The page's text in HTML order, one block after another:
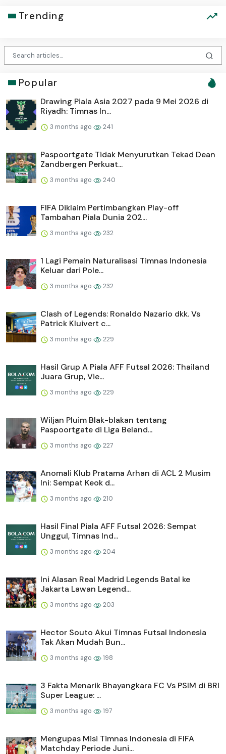
Trending
Popular
Drawing Piala Asia 2027 pada 9 Mei 2026 di
Riyadh: Timnas In...
3 months ago 241
Paspoortgate Tidak Menyurutkan Tekad Dean
Zandbergen Perkuat...
3 months ago 240
FIFA Diklaim Pertimbangkan Play-off
Tambahan Piala Dunia 202...
3 months ago 232
1 Lagi Pemain Naturalisasi Timnas Indonesia
Keluar dari Pole...
3 months ago 232
Clash of Legends: Ronaldo Nazario dkk. Vs
Patrick Kluivert c...
3 months ago 229
Hasil Grup A Piala AFF Futsal 2026: Thailand
Juara Grup, Vie...
3 months ago 229
Wiljan Pluim Blak-blakan tentang
Paspoortgate di Liga Beland...
3 months ago 227
Anomali Klub Pratama Arhan di ACL 2 Musim
Ini: Sempat Keok d...
3 months ago 210
Hasil Final Piala AFF Futsal 2026: Sempat
Unggul, Timnas Ind...
3 months ago 204
Ini Alasan Real Madrid Legends Batal ke
Jakarta Lawan Legend...
3 months ago 203
Hector Souto Akui Timnas Futsal Indonesia
Tak Akan Mudah Bun...
3 months ago 198
3 Fakta Menarik Bhayangkara FC Vs PSIM di BRI
Super League: ...
3 months ago 197
Mengupas Misi Timnas Indonesia di FIFA
Matchday Periode Juni...